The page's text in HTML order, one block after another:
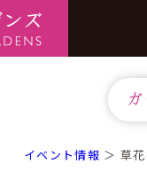
イベント情報 ＞ 草